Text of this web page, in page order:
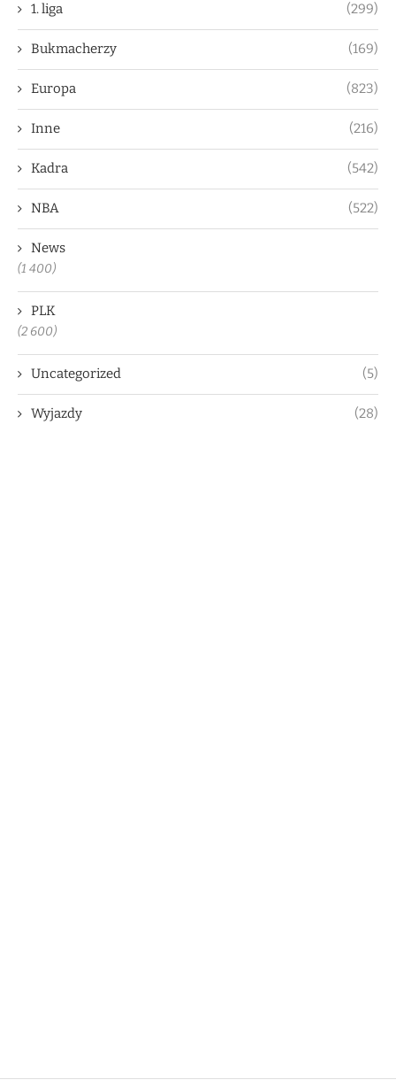
1. liga (299)
Bukmacherzy (169)
Europa (823)
Inne (216)
Kadra (542)
NBA (522)
News
(1 400)
PLK
(2 600)
Uncategorized (5)
Wyjazdy (28)